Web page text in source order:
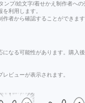
ンプ/絵文字/着せかえ制作者へ
利用します。
作者から確認することができま
になる可能性があります。購入
ビューが表示されます。